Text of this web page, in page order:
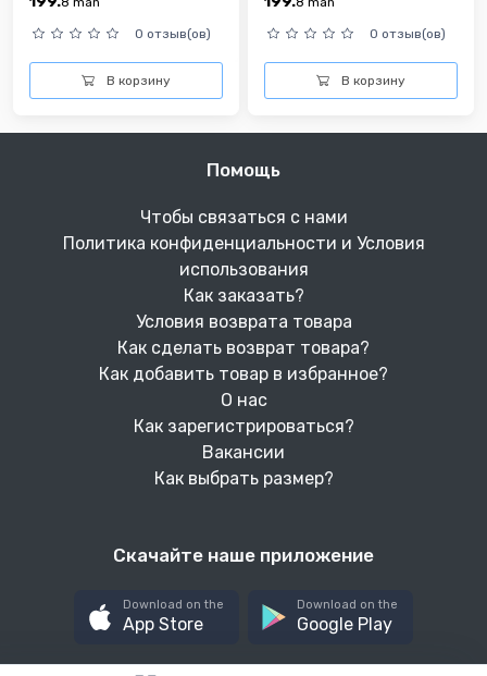
0 отзыв(ов)
В корзину
0 отзыв(ов)
В корзину
Помощь
Чтобы связаться с нами
Политика конфиденциальности и Условия
использования
Как заказать?
Условия возврата товара
Как сделать возврат товара?
Как добавить товар в избранное?
О нас
Как зарегистрироваться?
Вакансии
Как выбрать размер?
Скачайте наше приложение
Download on the
App Store
Download on the
Google Play